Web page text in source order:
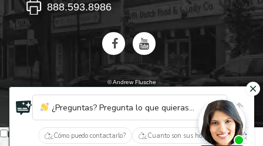
888.593.8986
© Andrew Flusche
IA, descubre quiénes son Flusche y Fitzgerald
¿Preguntas? Pregunta lo que quieras...
¿Cómo puedo contactarlo? ¿Cuanto son sus honorarios?
Español